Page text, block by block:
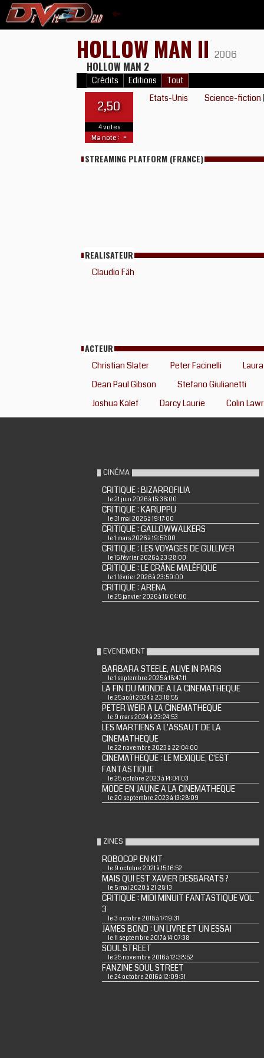
HOLLOW MAN II 2006
HOLLOW MAN 2
Crédits Editions Tout
2,50
4 votes
Ma note : -
Etats-Unis Science-fiction
STREAMING PLATFORM (FRANCE)
REALISATEUR
Claudio Fäh
ACTEUR
Christian Slater Peter Facinelli
Dean Paul Gibson
Stefano Giulianetti
Joshua Kalef
Darcy Laurie Colin
CINÉMA
CRITIQUE : BIZARROFILIA
le 21 juin 2026 à 15:36:00
CRITIQUE : KARUPPU
le 31 mai 2026 à 19:17:00
CRITIQUE : GALLOWWALKERS
le 1 mars 2026 à 19:57:00
CRITIQUE : LES VOYAGES DE GULLIVER
le 15 février 2026 à 23:28:00
CRITIQUE : LE CRÂNE MALÉFIQUE
le 1 février 2026 à 23:59:00
CRITIQUE : ARENA
le 25 janvier 2026 à 18:04:00
EVENEMENT
BARBARA STEELE, ALIVE IN PARIS
le 1 septembre 2025 à 18:47:11
LA FIN DU MONDE A LA CINEMATHEQUE
le 25 août 2024 à 23:18:55
PETER WEIR A LA CINEMATHEQUE
le 9 mars 2024 à 23:24:53
LES MARTIENS A L'ASSAUT DE LA
CINEMATHEQUE
le 22 novembre 2023 à 22:04:00
CINEMATHEQUE : LE MEXIQUE, C'EST
FANTASTIQUE
le 25 octobre 2023 à 14:04:03
MODE EN JAUNE A LA CINEMATHEQUE
le 20 septembre 2023 à 13:28:09
ZINES
ROBOCOP EN KIT
le 9 octobre 2021 à 15:16:52
MAIS QUI EST XAVIER DESBARATS ?
le 5 mai 2020 à 21:28:13
CRITIQUE : MIDI MINUIT FANTASTIQUE VOL.
3
le 3 octobre 2018 à 17:19:31
JAMES BOND : UN LIVRE ET UN ESSAI
le 11 septembre 2017 à 14:07:38
SOUL STREET
le 25 novembre 2016 à 12:38:52
FANZINE SOUL STREET
le 24 octobre 2016 à 12:09:31